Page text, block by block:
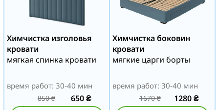
Химчистка изголовья
кровати
мягкая спинка кровати
время работ: 30-40 мин
850₴ 650₴
Химчистка боковин
кровати
мягкие царги борты
время работ: 30-40 мин
1670₴ 1280₴